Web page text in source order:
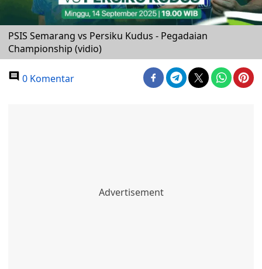
PSIS Semarang vs Persiku Kudus - Pegadaian
Championship (vidio)
0 Komentar